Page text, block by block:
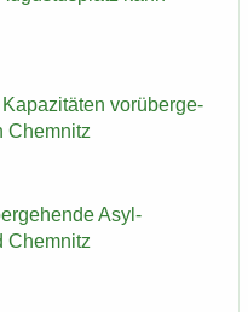
vor­über­ge­
Chem­nitz
Asyl-​
Chem­nitz